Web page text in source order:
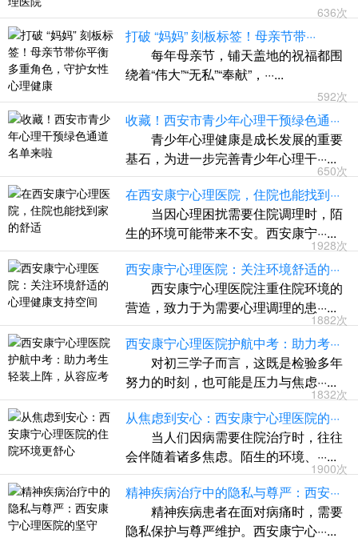
636次
打破 “妈妈” 刻板标签！母亲节带···
每年母亲节，铺天盖地的祝福都围
绕着“伟大”“无私”“奉献”，···...
592次
收藏！西安市青少年心理干预绿色通···
青少年心理健康是成长发展的重要
基石，为进一步完善青少年心理干···...
650次
在西安康宁心理医院，住院也能找到···
当因心理困扰需要住院调理时，陌
生的环境可能带来不安。西安康宁···...
1928次
西安康宁心理医院：关注环境舒适的···
西安康宁心理医院注重住院环境的
营造，致力于为需要心理调理的患···...
1882次
西安康宁心理医院护航中考：助力考···
对初三学子而言，这既是检验多年
努力的时刻，也可能是压力与焦虑···...
1832次
从焦虑到安心：西安康宁心理医院的···
当人们因病需要住院治疗时，往往
会伴随着诸多焦虑。陌生的环境、···...
1900次
精神疾病治疗中的隐私与尊严：西安···
精神疾病患者在面对病痛时，需要
隐私保护与尊严维护。西安康宁心···...